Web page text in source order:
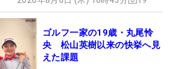
ゴルフ一家の19歳・丸尾怜
央 松山英樹以来の快挙へ見
えた課題